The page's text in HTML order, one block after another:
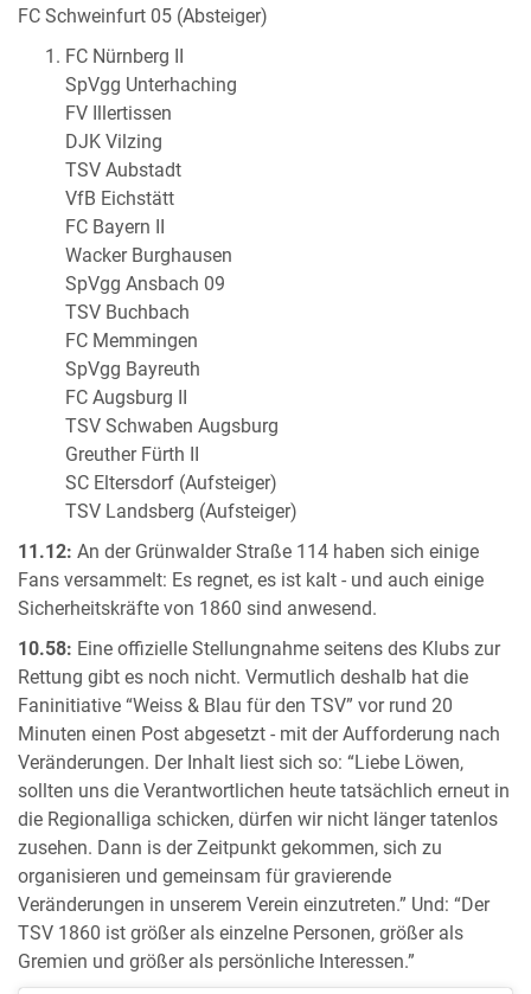
FC Schweinfurt 05 (Absteiger)
FC Nürnberg II
SpVgg Unterhaching
FV Illertissen
DJK Vilzing
TSV Aubstadt
VfB Eichstätt
FC Bayern II
Wacker Burghausen
SpVgg Ansbach 09
TSV Buchbach
FC Memmingen
SpVgg Bayreuth
FC Augsburg II
TSV Schwaben Augsburg
Greuther Fürth II
SC Eltersdorf (Aufsteiger)
TSV Landsberg (Aufsteiger)
11.12: An der Grünwalder Straße 114 haben sich einige
Fans versammelt: Es regnet, es ist kalt - und auch einige
Sicherheitskräfte von 1860 sind anwesend.
10.58: Eine offizielle Stellungnahme seitens des Klubs zur
Rettung gibt es noch nicht. Vermutlich deshalb hat die
Faninitiative “Weiss & Blau für den TSV” vor rund 20
Minuten einen Post abgesetzt - mit der Aufforderung nach
Veränderungen. Der Inhalt liest sich so: “Liebe Löwen,
sollten uns die Verantwortlichen heute tatsächlich erneut in
die Regionalliga schicken, dürfen wir nicht länger tatenlos
zusehen. Dann is der Zeitpunkt gekommen, sich zu
organisieren und gemeinsam für gravierende
Veränderungen in unserem Verein einzutreten.” Und: “Der
TSV 1860 ist größer als einzelne Personen, größer als
Gremien und größer als persönliche Interessen.”